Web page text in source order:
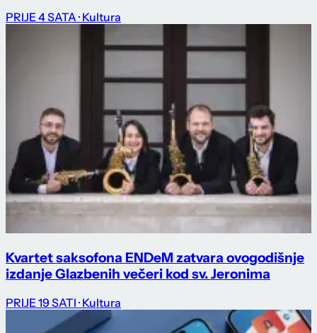
PRIJE 4 SATA · Kultura
Kvartet saksofona ENDeM zatvara ovogodišnje
izdanje Glazbenih večeri kod sv. Jeronima
PRIJE 19 SATI · Kultura